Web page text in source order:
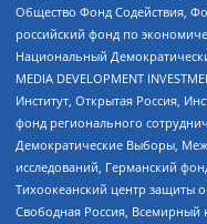
Общество Фонд Содействия,
российский фонд по
Национальный
MEDIA DEVELOPMENT
Институт, Открытая Россия,
фонд регионального
Демократические Выборы,
исследований, Германский
Тихоокеанский центр защиты
Свободная Россия, Всемирный